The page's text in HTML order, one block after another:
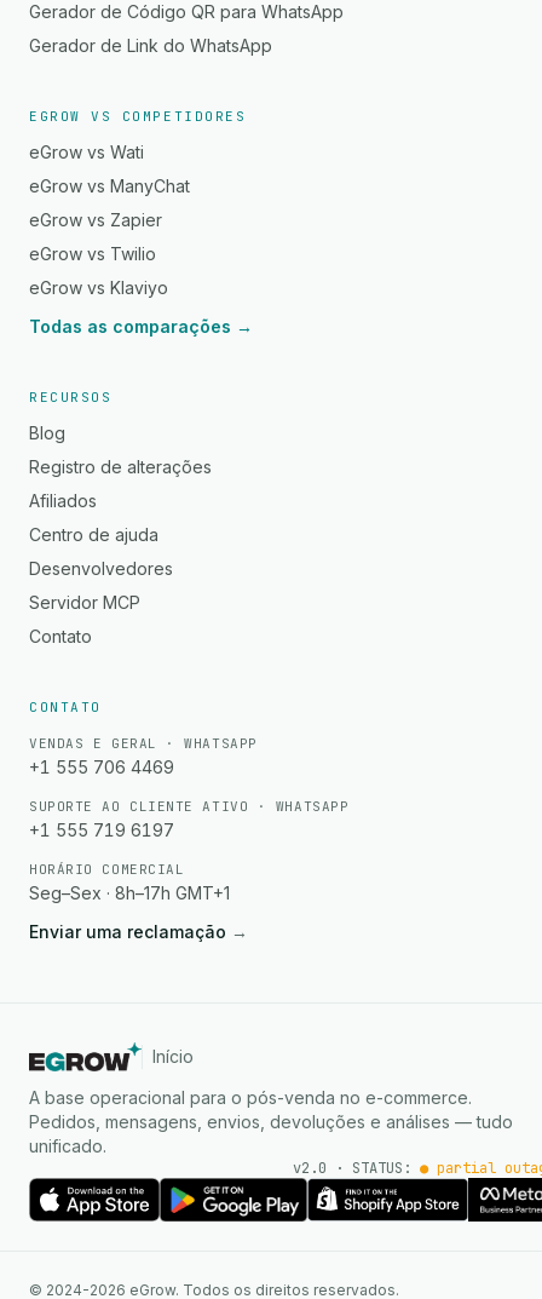
Gerador de Código QR para WhatsApp
Gerador de Link do WhatsApp
EGROW VS COMPETIDORES
eGrow vs Wati
eGrow vs ManyChat
eGrow vs Zapier
eGrow vs Twilio
eGrow vs Klaviyo
Todas as comparações →
RECURSOS
Blog
Registro de alterações
Afiliados
Centro de ajuda
Desenvolvedores
Servidor MCP
Contato
CONTATO
VENDAS E GERAL · WHATSAPP
+1 555 706 4469
SUPORTE AO CLIENTE ATIVO · WHATSAPP
+1 555 719 6197
HORÁRIO COMERCIAL
Seg–Sex · 8h–17h GMT+1
Enviar uma reclamação →
Início
A base operacional para o pós-venda no e-commerce.
Pedidos, mensagens, envios, devoluções e análises — tudo
unificado.
v2.0 · STATUS: ● partial
© 2024-2026 eGrow. Todos os direitos reservados.